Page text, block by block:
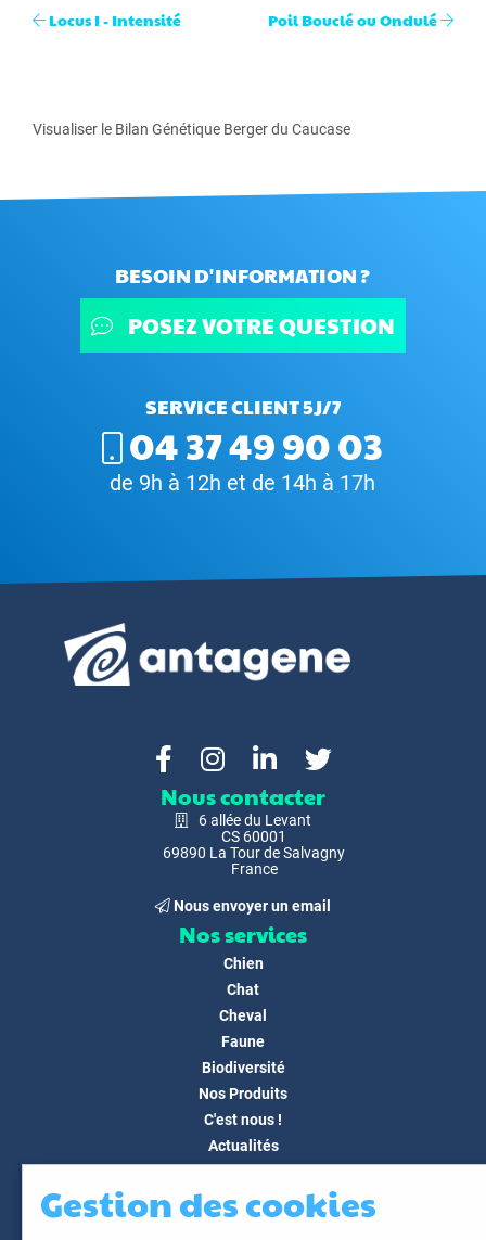
Locus I - Intensité Poil Bouclé ou Ondulé
Visualiser le Bilan Génétique Berger du Caucase
BESOIN D'INFORMATION ?
POSEZ VOTRE QUESTION
SERVICE CLIENT 5J/7
04 37 49 90 03
de 9h à 12h et de 14h à 17h
Nous contacter
6 allée du Levant
CS 60001
69890 La Tour de Salvagny
France
Nous envoyer un email
Nos services
Chien
Chat
Cheval
Faune
Biodiversité
Nos Produits
C'est nous !
Actualités
FAQ
Gestion des cookies